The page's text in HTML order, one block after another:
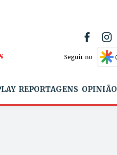
Seguir no
REPORTAGENS OPINIÃO